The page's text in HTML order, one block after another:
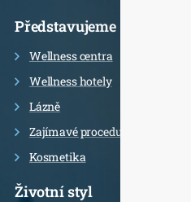
Představujeme
Wellness centra
Wellness hotely
Lázně
Zajímavé procedury
Kosmetika
Životní styl